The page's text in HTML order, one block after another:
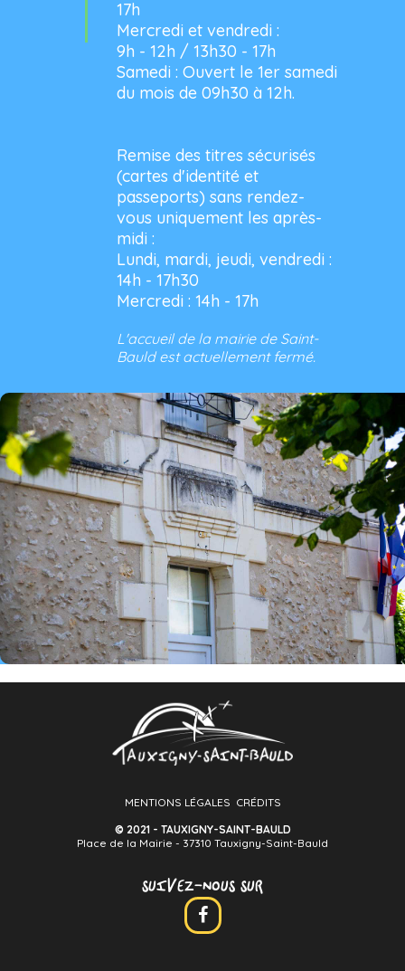
17h
Mercredi et vendredi :
9h - 12h / 13h30 - 17h
Samedi : Ouvert le 1er samedi
du mois de 09h30 à 12h.
Remise des titres sécurisés
(cartes d'identité et
passeports) sans rendez-
vous uniquement les après-
midi :
Lundi, mardi, jeudi, vendredi :
14h - 17h30
Mercredi : 14h - 17h
L'accueil de la mairie de Saint-
Bauld est actuellement fermé.
MENTIONS LÉGALES CRÉDITS
© 2021 - TAUXIGNY-SAINT-BAULD
Place de la Mairie - 37310 Tauxigny-Saint-Bauld
SUIVEZ-NOUS SUR